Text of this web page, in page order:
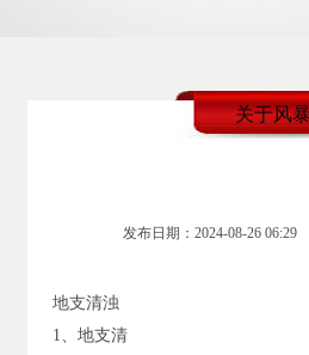
关于风
发布日期：2024-08-26
地支清浊
1、地支清